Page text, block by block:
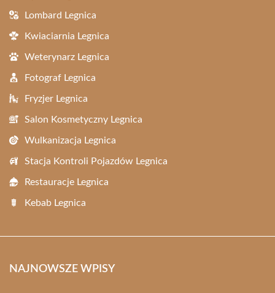
Lombard Legnica
Kwiaciarnia Legnica
Weterynarz Legnica
Fotograf Legnica
Fryzjer Legnica
Salon Kosmetyczny Legnica
Wulkanizacja Legnica
Stacja Kontroli Pojazdów Legnica
Restauracje Legnica
Kebab Legnica
NAJNOWSZE WPISY